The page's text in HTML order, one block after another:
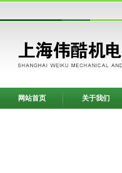
网站首页 关于我们